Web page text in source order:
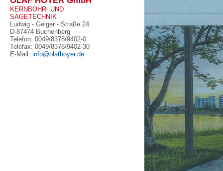
KERNBOHR- UND
SÄGETECHNIK
Ludwig - Geiger - Straße 24
D-87474 Buchenberg
Telefon: 0049/8378/9402-0
Telefax: 0049/8378/9402-30
E-Mail: info@olafhoyer.de